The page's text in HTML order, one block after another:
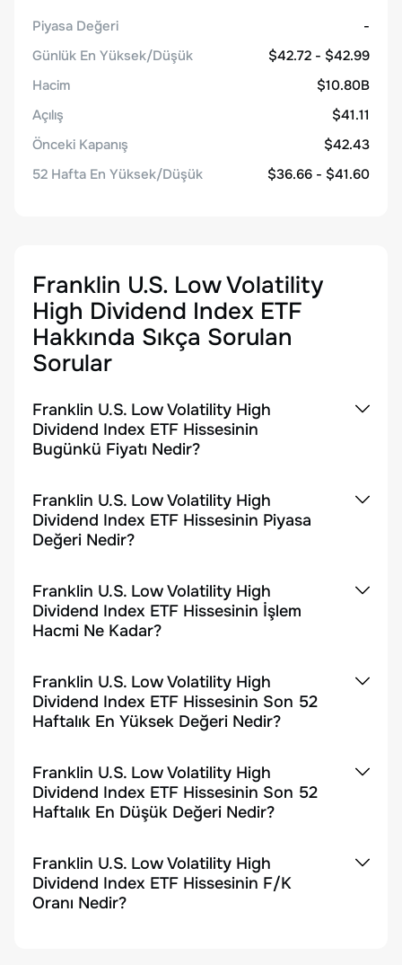
Piyasa Değeri
-
Günlük En Yüksek/Düşük
$42.72 - $42.99
Hacim
$10.80B
Açılış
$41.11
Önceki Kapanış
$42.43
52 Hafta En Yüksek/Düşük
$36.66 - $41.60
Franklin U.S. Low Volatility
High Dividend Index ETF
Hakkında Sıkça Sorulan
Sorular
Franklin U.S. Low Volatility High
Dividend Index ETF Hissesinin
Bugünkü Fiyatı Nedir?
Franklin U.S. Low Volatility High
Dividend Index ETF Hissesinin Piyasa
Değeri Nedir?
Franklin U.S. Low Volatility High
Dividend Index ETF Hissesinin İşlem
Hacmi Ne Kadar?
Franklin U.S. Low Volatility High
Dividend Index ETF Hissesinin Son 52
Haftalık En Yüksek Değeri Nedir?
Franklin U.S. Low Volatility High
Dividend Index ETF Hissesinin Son 52
Haftalık En Düşük Değeri Nedir?
Franklin U.S. Low Volatility High
Dividend Index ETF Hissesinin F/K
Oranı Nedir?